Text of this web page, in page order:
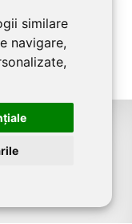
similare
navigare,